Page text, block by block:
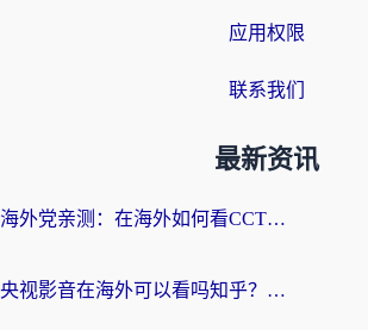
应用权限
联系我们
最新资讯
海外党亲测：在海外如何看CCTV？告别“仅限大陆播放”的实用指南
央视影音在海外可以看吗知乎？留学生亲测：3步解决地域限制+追剧自由